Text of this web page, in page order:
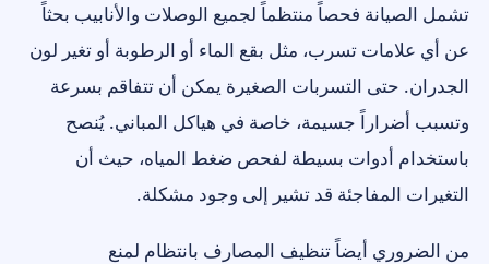
تشمل الصيانة فحصاً منتظماً لجميع الوصلات والأنابيب بحثاً
عن أي علامات تسرب، مثل بقع الماء أو الرطوبة أو تغير لون
الجدران. حتى التسربات الصغيرة يمكن أن تتفاقم بسرعة
وتسبب أضراراً جسيمة، خاصة في هياكل المباني. يُنصح
باستخدام أدوات بسيطة لفحص ضغط المياه، حيث أن
التغيرات المفاجئة قد تشير إلى وجود مشكلة.
من الضروري أيضاً تنظيف المصارف بانتظام لمنع